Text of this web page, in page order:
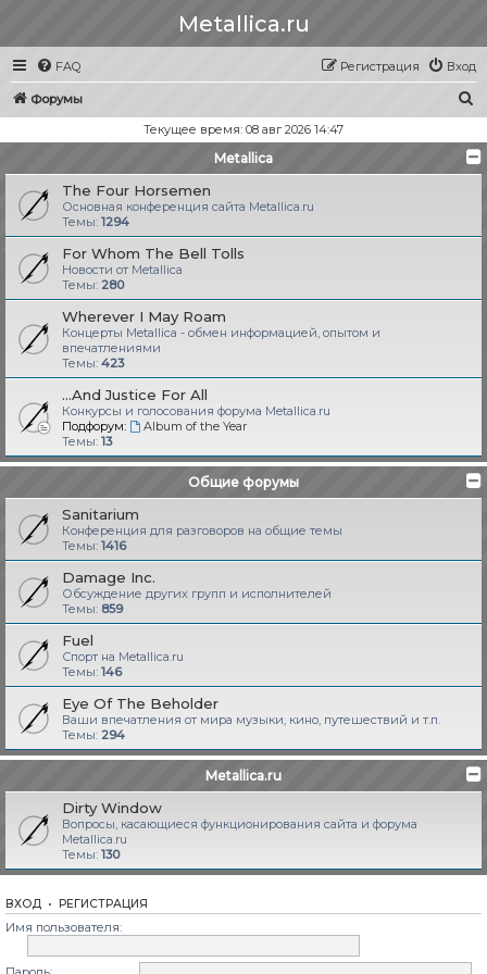
Metallica.ru
FAQ Вход
Регистрация
Форумы
и
с
Текущее время: 08 авг 2026 14:47
Metallica
The Four Horsemen
Основная конференция сайта Metallica.ru
Темы: 1294
For Whom The Bell Tolls
Новости от Metallica
Темы: 280
Wherever I May Roam
Концерты Metallica - обмен информацией, опытом и
впечатлениями
Темы: 423
...And Justice For All
Конкурсы и голосования форума Metallica.ru
Подфорум:
Album of the Year
Темы: 13
Общие форумы
Sanitarium
Конференция для разговоров на общие темы
Темы: 1416
Damage Inc.
Обсуждение других групп и исполнителей
Темы: 859
Fuel
Спорт на Metallica.ru
Темы: 146
Eye Of The Beholder
Ваши впечатления от мира музыки, кино, путешествий и т.п.
Темы: 294
Metallica.ru
Dirty Window
Вопросы, касающиеся функционирования сайта и форума
Metallica.ru
Темы: 130
ВХОД • РЕГИСТРАЦИЯ
Имя пользователя: